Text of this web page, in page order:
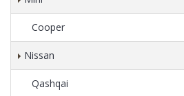
Cooper
Nissan
Qashqai